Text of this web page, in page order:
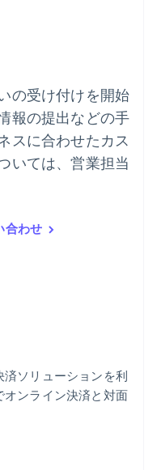
の受け付けを開始
報の提出などの手
スに合わせたカス
いては、営業担当
合わせ
ソリューションを利
ンライン決済と対面